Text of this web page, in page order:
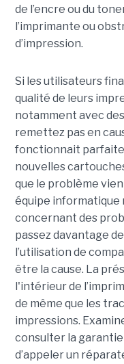
de l’encre ou du
l’imprimante ou
d’impression.
Si les utilisateurs
qualité de leurs
notamment avec
remettez pas en
fonctionnait
nouvelles
que le problème
équipe informatique
concernant des
passez davantage
l’utilisation de
être la cause. La
l'intérieur de
de même que les
impressions.
consulter la
d’appeler un